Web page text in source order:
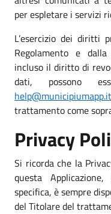
per espletare i servizi
L’esercizio dei
Regolamento e
incluso il diritto di
dati, possono
help@municipiumapp.it
trattamento come
Privacy
Si ricorda che la
questa
specifica, è sempre
del Titolare del